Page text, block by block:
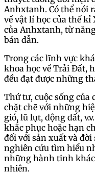
Anhxtanh. Có thể nói
về vật lí học của thế kỉ
của Anhxtanh, từ
bán dẫn.
Trong các lĩnh vực
khoa học về Trải Đất,
đều đạt được những
Thứ tư, cuộc sống
chặt chẽ với những
gió, lũ lụt, động đất,
khắc phục hoặc hạn
đối với sản xuất và
nghiên cứu tìm hiểu
những hành tinh
nhiên.